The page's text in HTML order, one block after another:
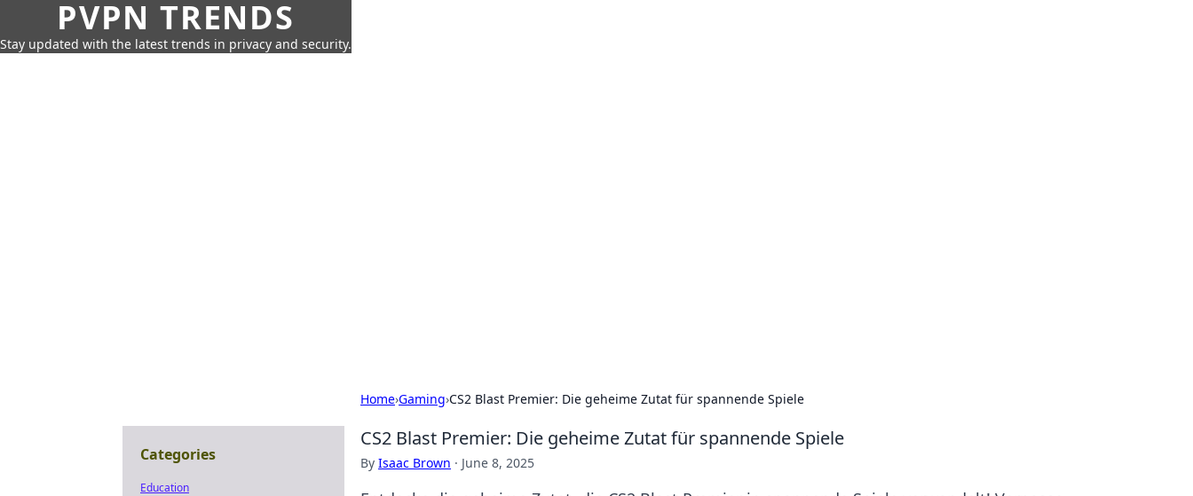
PVPN TRENDS
Stay updated with the latest trends in privacy and security.
Home›Gaming›CS2 Blast Premier: Die geheime Zutat für spannende Spiele
CS2 Blast Premier: Die geheime Zutat für spannende Spiele
By Isaac Brown · June 8, 2025
Categories
Education